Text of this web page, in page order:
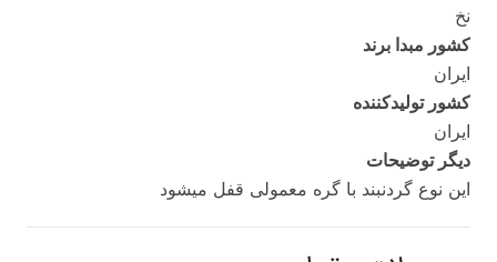
نخ
کشور مبدا برند
ایران
کشور تولید‌کننده
ایران
دیگر توضیحات
این نوع گردنبند با گره معمولی قفل میشود